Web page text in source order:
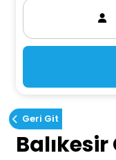
Geri Git